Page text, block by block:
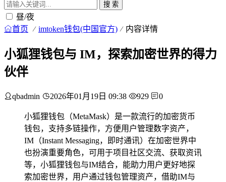
搜 索
昼/夜
首页 imtoken钱包(中国官方) 内容详情
小狐狸钱包与 IM，探索加密世界的得力
伙伴
qbadmin 2026年01月19日 09:38 929 0
小狐狸钱包（MetaMask）是一款流行的加密货币
钱包，支持多链操作，方便用户管理数字资产，
IM（Instant Messaging，即时通讯）在加密世界中
也扮演重要角色，可用于项目社区交流、获取资讯
等，小狐狸钱包与IM结合，能助力用户更好地探
索加密世界，用户通过钱包管理资产，借助IM与